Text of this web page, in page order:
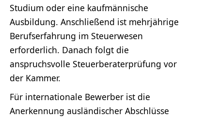
Studium oder eine kaufmännische
Ausbildung. Anschließend ist mehrjährige
Berufserfahrung im Steuerwesen
erforderlich. Danach folgt die
anspruchsvolle Steuerberaterprüfung vor
der Kammer.
Für internationale Bewerber ist die
Anerkennung ausländischer Abschlüsse